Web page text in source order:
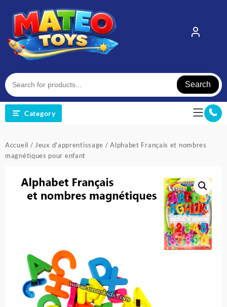
content
Search
Category
Accueil /Jeux d'apprentissage / Alphabet Français et nombres
magnétiques pour enfant